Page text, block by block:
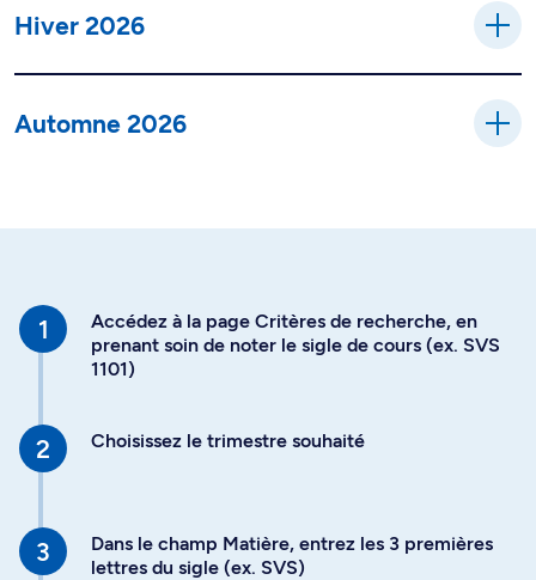
Hiver 2026
Automne 2026
Accédez à la page Critères de recherche, en
prenant soin de noter le sigle de cours (ex. SVS
1101)
Choisissez le trimestre souhaité
Dans le champ Matière, entrez les 3 premières
lettres du sigle (ex. SVS)